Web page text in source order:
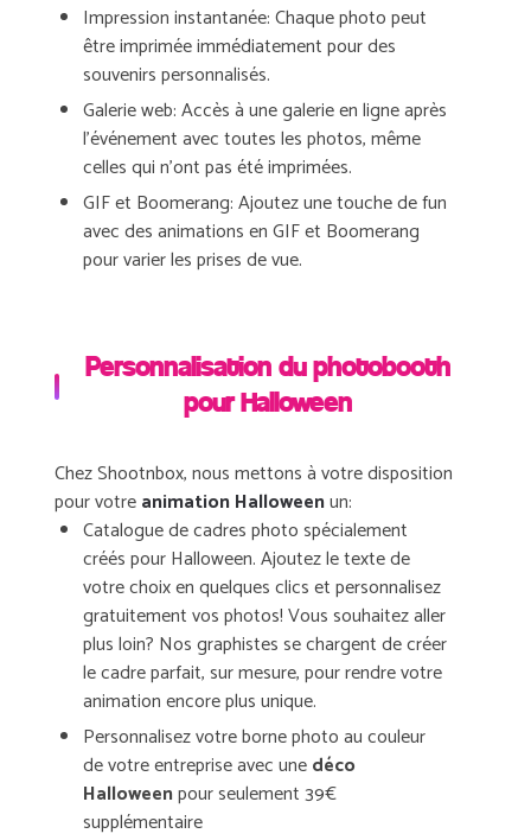
Impression instantanée: Chaque photo peut
être imprimée immédiatement pour des
souvenirs personnalisés.
Galerie web: Accès à une galerie en ligne après
l’événement avec toutes les photos, même
celles qui n’ont pas été imprimées.
GIF et Boomerang: Ajoutez une touche de fun
avec des animations en GIF et Boomerang
pour varier les prises de vue.
Personnalisation du photobooth
pour Halloween
Chez Shootnbox, nous mettons à votre disposition
pour votreanimation Halloweenun:
Catalogue de cadres photo spécialement
créés pour Halloween. Ajoutez le texte de
votre choix en quelques clics et personnalisez
gratuitement vos photos! Vous souhaitez aller
plus loin? Nos graphistes se chargent de créer
le cadre parfait, sur mesure, pour rendre votre
animation encore plus unique.
Personnalisez votre borne photo au couleur
de votre entreprise avec unedéco
Halloweenpour seulement 39€
supplémentaire